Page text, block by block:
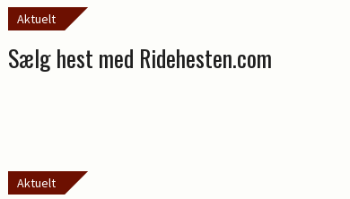
Aktuelt
Sælg hest med Ridehesten.com
Aktuelt